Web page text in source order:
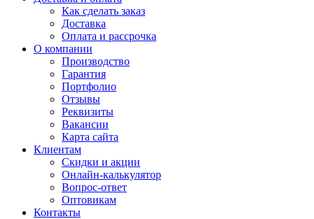
Как сделать заказ
Доставка
Оплата и рассрочка
О компании
Производство
Гарантия
Портфолио
Отзывы
Реквизиты
Вакансии
Карта сайта
Клиентам
Скидки и акции
Онлайн-калькулятор
Вопрос-ответ
Оптовикам
Контакты